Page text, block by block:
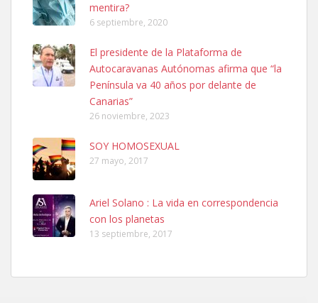
SHIBA PERDIDO AVDA JOSE MESA Y LOPEZ
PERRO MACHO RAZA SHIBA CON MICROCHIP PERDIDO HOY
06/07/2025 ZONA MESA Y LOPEZ. ES MUY ASUSTADIZO
Leales.org » Gran Canaria | 6.7.2025
Ninfa perdida
Leales.org » Gran Canaria | 6.7.2025
mentira?
6 septiembre, 2020
El presidente de la Plataforma de
Autocaravanas Autónomas afirma que “la
Península va 40 años por delante de
Canarias”
26 noviembre, 2023
SOY HOMOSEXUAL
27 mayo, 2017
Ariel Solano : La vida en correspondencia
con los planetas
13 septiembre, 2017